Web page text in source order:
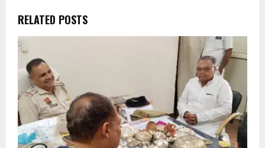
RELATED POSTS